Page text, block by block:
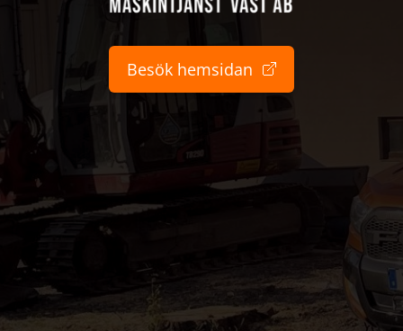
Besök hemsidan